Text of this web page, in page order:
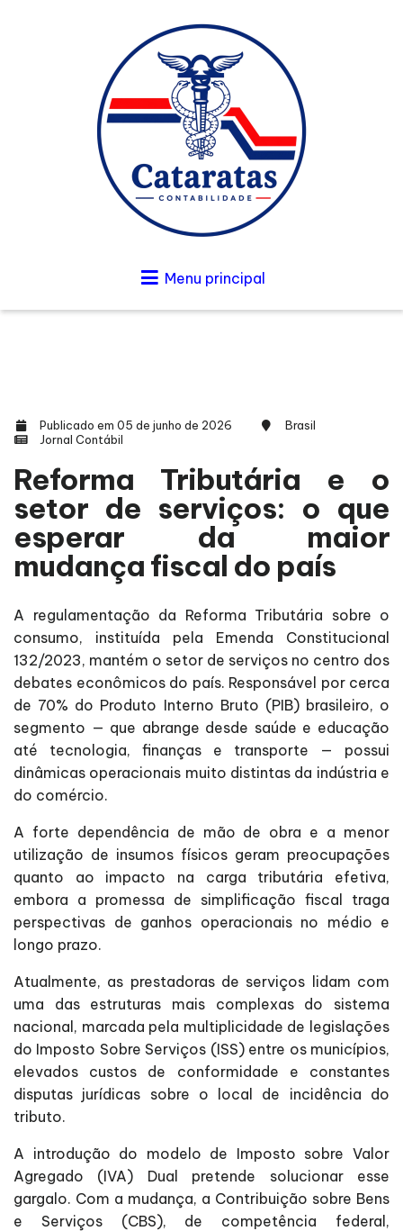
Menu principal
Publicado em 05 de junho de 2026
Brasil
Jornal Contábil
Reforma Tributária e o
setor de serviços: o que
esperar da maior
mudança fiscal do país
A regulamentação da Reforma Tributária sobre o
consumo, instituída pela Emenda Constitucional
132/2023, mantém o setor de serviços no centro dos
debates econômicos do país. Responsável por cerca
de 70% do Produto Interno Bruto (PIB) brasileiro, o
segmento — que abrange desde saúde e educação
até tecnologia, finanças e transporte — possui
dinâmicas operacionais muito distintas da indústria e
do comércio.
A forte dependência de mão de obra e a menor
utilização de insumos físicos geram preocupações
quanto ao impacto na carga tributária efetiva,
embora a promessa de simplificação fiscal traga
perspectivas de ganhos operacionais no médio e
longo prazo.
Atualmente, as prestadoras de serviços lidam com
uma das estruturas mais complexas do sistema
nacional, marcada pela multiplicidade de legislações
do Imposto Sobre Serviços (ISS) entre os municípios,
elevados custos de conformidade e constantes
disputas jurídicas sobre o local de incidência do
tributo.
A introdução do modelo de Imposto sobre Valor
Agregado (IVA) Dual pretende solucionar esse
gargalo. Com a mudança, a Contribuição sobre Bens
e Serviços (CBS), de competência federal,